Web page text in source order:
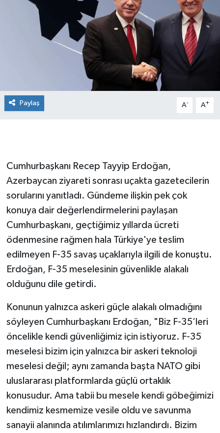
Paylaş A- A+
Cumhurbaşkanı Recep Tayyip Erdoğan,
Azerbaycan ziyareti sonrası uçakta gazetecilerin
sorularını yanıtladı. Gündeme ilişkin pek çok
konuya dair değerlendirmelerini paylaşan
Cumhurbaşkanı, geçtiğimiz yıllarda ücreti
ödenmesine rağmen hala Türkiye'ye teslim
edilmeyen F-35 savaş uçaklarıyla ilgili de konuştu.
Erdoğan, F-35 meselesinin güvenlikle alakalı
olduğunu dile getirdi.
Konunun yalnızca askeri güçle alakalı olmadığını
söyleyen Cumhurbaşkanı Erdoğan, "Biz F-35’leri
öncelikle kendi güvenliğimiz için istiyoruz. F-35
meselesi bizim için yalnızca bir askeri teknoloji
meselesi değil; aynı zamanda başta NATO gibi
uluslararası platformlarda güçlü ortaklık
konusudur. Ama tabii bu mesele kendi göbeğimizi
kendimiz kesmemize vesile oldu ve savunma
sanayii alanında atılımlarımızı hızlandırdı. Bizim